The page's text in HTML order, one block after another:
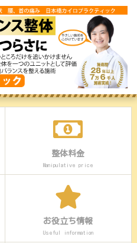
整体料金
Manipulative price
お役立ち情報
Useful information